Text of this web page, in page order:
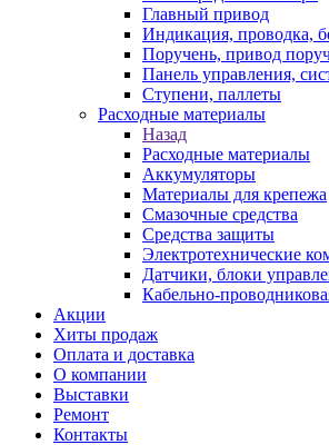
Главный привод
Индикация, проводка,
Поручень, привод
Панель управления,
Ступени, паллеты
Расходные материалы
Назад
Расходные материалы
Аккумуляторы
Материалы для крепежа
Смазочные средства
Средства защиты
Электротехнические
Датчики, блоки
Кабельно-
Акции
Хиты продаж
Оплата и доставка
О компании
Выставки
Ремонт
Контакты